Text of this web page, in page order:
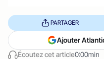
Écoutez cet article0:00min
PARTAGER
Ajouter